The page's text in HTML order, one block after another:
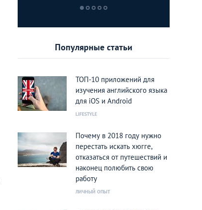
Популярные статьи
ТОП-10 приложений для
изучения английского языка
для iOS и Android
LIFESTYLE
Почему в 2018 году нужно
перестать искать хюгге,
отказаться от путешествий и
наконец полюбить свою
работу
ЛИЧНЫЙ ОПЫТ